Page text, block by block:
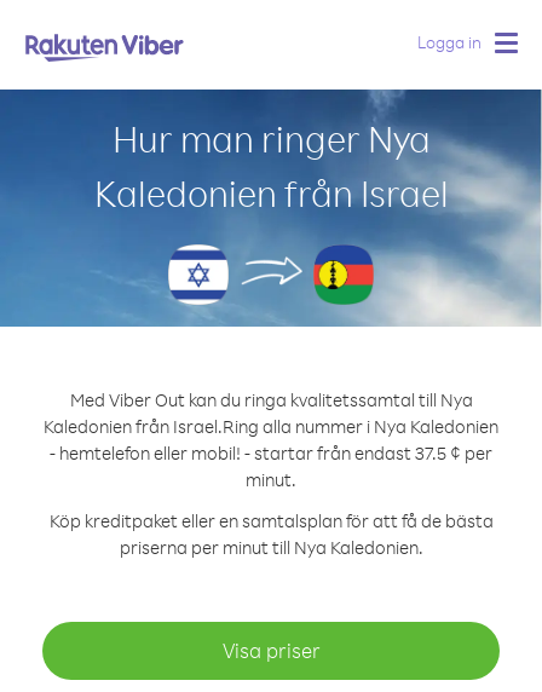
Logga in
Hur man ringer Nya
Kaledonien från Israel
Med Viber Out kan du ringa kvalitetssamtal till Nya
Kaledonien från Israel.Ring alla nummer i Nya Kaledonien
- hemtelefon eller mobil! - startar från endast 37.5 ¢ per
minut.
Köp kreditpaket eller en samtalsplan för att få de bästa
priserna per minut till Nya Kaledonien.
Visa priser